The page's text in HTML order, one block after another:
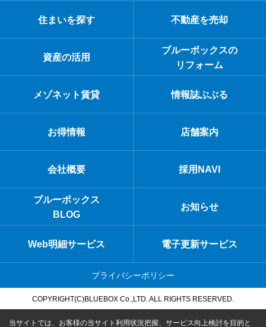
住まいを探す 不動産を売却
資産の活用
ブルーボックスの
リフォーム
メゾネット賃貸 情報誌ぶぶる
お得情報 店舗案内
会社概要 採用NAVI
ブルーボックス
BLOG
お知らせ
Web明細サービス 電子更新サービス
プライバシーポリシー
COPYRIGHT(C)BLUEBOX Co.,LTD. ALL RIGHTS RESERVED.
当サイトでは、お客様の当サイト利用状況把握、サービス向上検討を目的と